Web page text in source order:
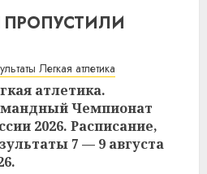
Легкая атлетика
атлетика.
Чемпионат
2026. Расписание,
7 — 9 августа